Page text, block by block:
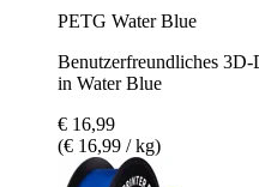
PETG Water Blue
Benutzerfreundliches
in Water Blue
€ 16,99
(€ 16,99 / kg)